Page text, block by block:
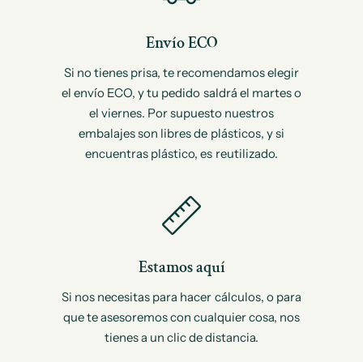
Envío ECO
Si no tienes prisa, te recomendamos elegir
el envío ECO, y tu pedido saldrá el martes o
el viernes. Por supuesto nuestros
embalajes son libres de plásticos, y si
encuentras plástico, es reutilizado.
Estamos aquí
Si nos necesitas para hacer cálculos, o para
que te asesoremos con cualquier cosa, nos
tienes a un clic de distancia.